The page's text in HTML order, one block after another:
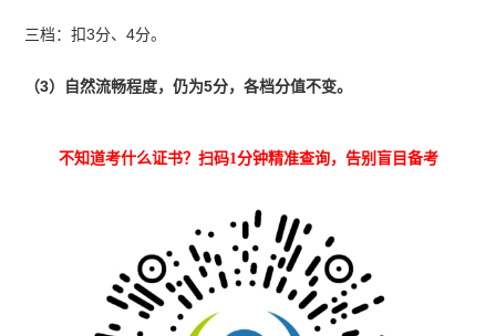
三档：扣3分、4分。
（3）自然流畅程度，仍为5分，各档分值不变。
不知道考什么证书？扫码1分钟精准查询，告别盲目备考